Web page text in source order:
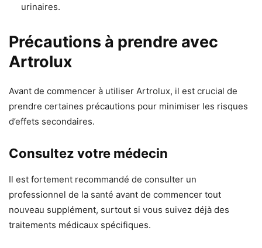
urinaires.
Précautions à prendre avec
Artrolux
Avant de commencer à utiliser Artrolux, il est crucial de
prendre certaines précautions pour minimiser les risques
d’effets secondaires.
Consultez votre médecin
Il est fortement recommandé de consulter un
professionnel de la santé avant de commencer tout
nouveau supplément, surtout si vous suivez déjà des
traitements médicaux spécifiques.